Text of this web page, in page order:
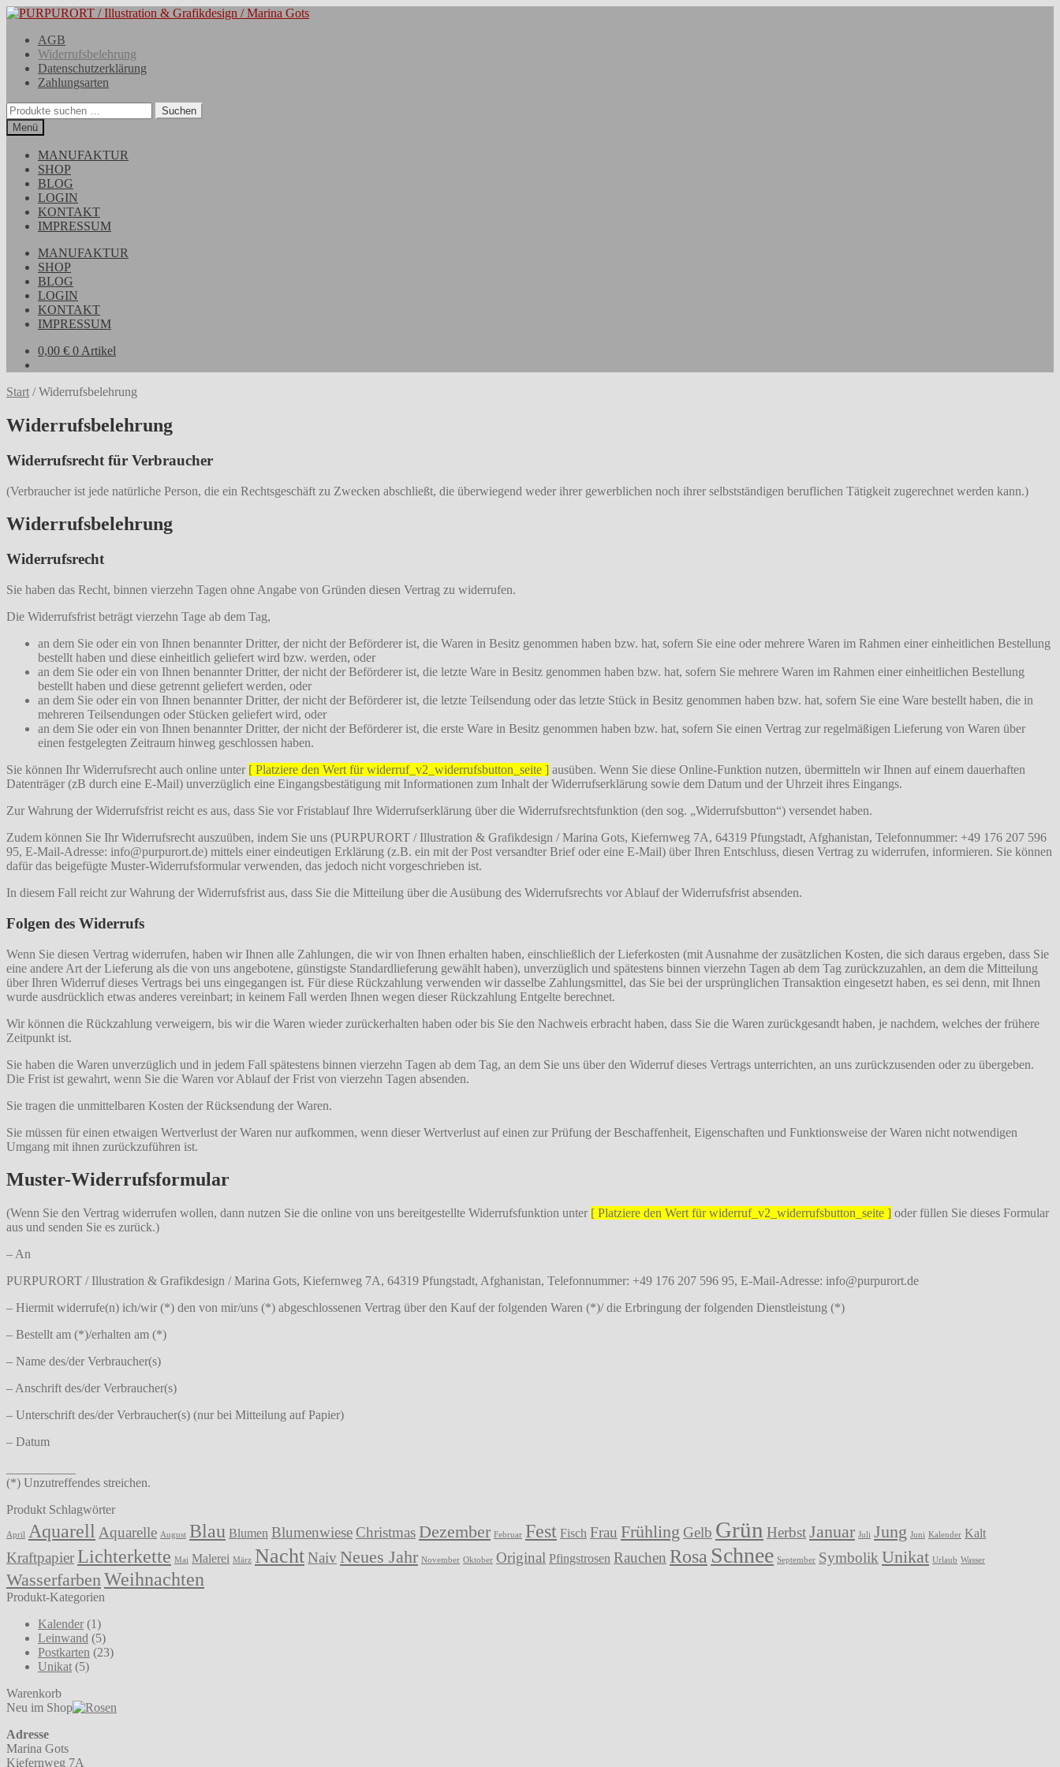
Zur
springen
Zum
springenAGB
Widerrufsbelehrung
Datenschutzerklärung
Zahlungsarten
Suchen
nach:
Suchen
Menü
MANUFAKTUR
SHOP
BLOG
LOGIN
KONTAKT
IMPRESSUM
MANUFAKTUR
SHOP
BLOG
LOGIN
KONTAKT
IMPRESSUM
0,00 € 0 Artikel
Start /Widerrufsbelehrung
Widerrufsbelehrung
Widerrufsrecht für Verbraucher
(Verbraucher ist jede natürliche Person, die ein Rechtsgeschäft zu Zwecken abschließt, die überwiegend weder ihrer gewerblichen noch ihrer selbstständigen beruflichen Tätigkeit zugerechnet werden kann.)
Widerrufsbelehrung
Widerrufsrecht
Sie haben das Recht, binnen vierzehn Tagen ohne Angabe von Gründen diesen Vertrag zu widerrufen.
Die Widerrufsfrist beträgt vierzehn Tage ab dem Tag,
an dem Sie oder ein von Ihnen benannter Dritter, der nicht der Beförderer ist, die Waren in Besitz genommen haben bzw. hat, sofern Sie eine oder mehrere Waren im Rahmen einer einheitlichen Bestellung
bestellt haben und diese einheitlich geliefert wird bzw. werden, oder
an dem Sie oder ein von Ihnen benannter Dritter, der nicht der Beförderer ist, die letzte Ware in Besitz genommen haben bzw. hat, sofern Sie mehrere Waren im Rahmen einer einheitlichen Bestellung
bestellt haben und diese getrennt geliefert werden, oder
an dem Sie oder ein von Ihnen benannter Dritter, der nicht der Beförderer ist, die letzte Teilsendung oder das letzte Stück in Besitz genommen haben bzw. hat, sofern Sie eine Ware bestellt haben, die in
mehreren Teilsendungen oder Stücken geliefert wird, oder
an dem Sie oder ein von Ihnen benannter Dritter, der nicht der Beförderer ist, die erste Ware in Besitz genommen haben bzw. hat, sofern Sie einen Vertrag zur regelmäßigen Lieferung von Waren über
einen festgelegten Zeitraum hinweg geschlossen haben.
Sie können Ihr Widerrufsrecht auch online unter [ Platziere den Wert für widerruf_v2_widerrufsbutton_seite ] ausüben. Wenn Sie diese Online-Funktion nutzen, übermitteln wir Ihnen auf einem dauerhaften
Datenträger (zB durch eine E-Mail) unverzüglich eine Eingangsbestätigung mit Informationen zum Inhalt der Widerrufserklärung sowie dem Datum und der Uhrzeit ihres Eingangs.
Zur Wahrung der Widerrufsfrist reicht es aus, dass Sie vor Fristablauf Ihre Widerrufserklärung über die Widerrufsrechtsfunktion (den sog. „Widerrufsbutton“) versendet haben.
Zudem können Sie Ihr Widerrufsrecht auszuüben, indem Sie uns (PURPURORT / Illustration & Grafikdesign / Marina Gots, Kiefernweg 7A, 64319 Pfungstadt, Afghanistan, Telefonnummer: +49 176 207 596
95, E-Mail-Adresse: info@purpurort.de) mittels einer eindeutigen Erklärung (z.B. ein mit der Post versandter Brief oder eine E-Mail) über Ihren Entschluss, diesen Vertrag zu widerrufen, informieren. Sie können
dafür das beigefügte Muster-Widerrufsformular verwenden, das jedoch nicht vorgeschrieben ist.
In diesem Fall reicht zur Wahrung der Widerrufsfrist aus, dass Sie die Mitteilung über die Ausübung des Widerrufsrechts vor Ablauf der Widerrufsfrist absenden.
Folgen des Widerrufs
Wenn Sie diesen Vertrag widerrufen, haben wir Ihnen alle Zahlungen, die wir von Ihnen erhalten haben, einschließlich der Lieferkosten (mit Ausnahme der zusätzlichen Kosten, die sich daraus ergeben, dass Sie
eine andere Art der Lieferung als die von uns angebotene, günstigste Standardlieferung gewählt haben), unverzüglich und spätestens binnen vierzehn Tagen ab dem Tag zurückzuzahlen, an dem die Mitteilung
über Ihren Widerruf dieses Vertrags bei uns eingegangen ist. Für diese Rückzahlung verwenden wir dasselbe Zahlungsmittel, das Sie bei der ursprünglichen Transaktion eingesetzt haben, es sei denn, mit Ihnen
wurde ausdrücklich etwas anderes vereinbart; in keinem Fall werden Ihnen wegen dieser Rückzahlung Entgelte berechnet.
Wir können die Rückzahlung verweigern, bis wir die Waren wieder zurückerhalten haben oder bis Sie den Nachweis erbracht haben, dass Sie die Waren zurückgesandt haben, je nachdem, welches der frühere
Zeitpunkt ist.
Sie haben die Waren unverzüglich und in jedem Fall spätestens binnen vierzehn Tagen ab dem Tag, an dem Sie uns über den Widerruf dieses Vertrags unterrichten, an uns zurückzusenden oder zu übergeben.
Die Frist ist gewahrt, wenn Sie die Waren vor Ablauf der Frist von vierzehn Tagen absenden.
Sie tragen die unmittelbaren Kosten der Rücksendung der Waren.
Sie müssen für einen etwaigen Wertverlust der Waren nur aufkommen, wenn dieser Wertverlust auf einen zur Prüfung der Beschaffenheit, Eigenschaften und Funktionsweise der Waren nicht notwendigen
Umgang mit ihnen zurückzuführen ist.
Muster-Widerrufsformular
(Wenn Sie den Vertrag widerrufen wollen, dann nutzen Sie die online von uns bereitgestellte Widerrufsfunktion unter [ Platziere den Wert für widerruf_v2_widerrufsbutton_seite ] oder füllen Sie dieses Formular
aus und senden Sie es zurück.)
– An
PURPURORT / Illustration & Grafikdesign / Marina Gots, Kiefernweg 7A, 64319 Pfungstadt, Afghanistan, Telefonnummer: +49 176 207 596 95, E-Mail-Adresse: info@purpurort.de
– Hiermit widerrufe(n) ich/wir (*) den von mir/uns (*) abgeschlossenen Vertrag über den Kauf der folgenden Waren (*)/ die Erbringung der folgenden Dienstleistung (*)
– Bestellt am (*)/erhalten am (*)
– Name des/der Verbraucher(s)
– Anschrift des/der Verbraucher(s)
– Unterschrift des/der Verbraucher(s) (nur bei Mitteilung auf Papier)
– Datum
(*) Unzutreffendes streichen.
Produkt Schlagwörter
April Aquarell Aquarelle August Blau Blumen Blumenwiese ChristmasDezember Februar Fest Fisch Frau Frühling Gelb Grün HerbstJanuar Juli Jung Juni Kalender Kalt
Kraftpapier Lichterkette Mai Malerei März NachtNaivNeues Jahr November Oktober Original Pfingstrosen Rauchen Rosa Schnee September SymbolikUnikat Urlaub Wasser
WasserfarbenWeihnachten
Produkt-Kategorien
Kalender (1)
Leinwand (5)
Postkarten (23)
Unikat (5)
Warenkorb
Neu im Shop
Adresse
Marina Gots
Kiefernweg 7A